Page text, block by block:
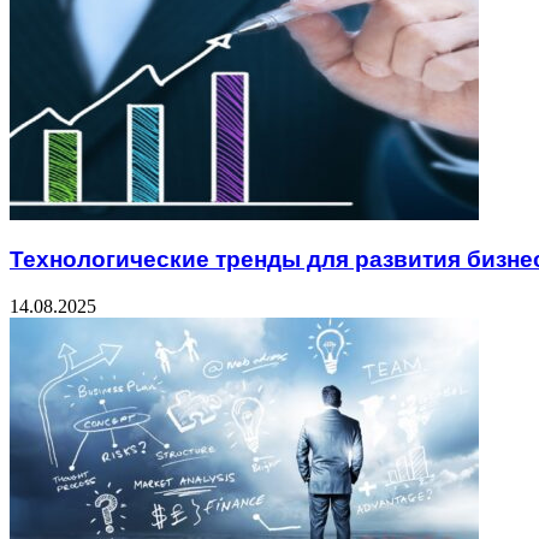
Технологические тренды для развития
14.08.2025